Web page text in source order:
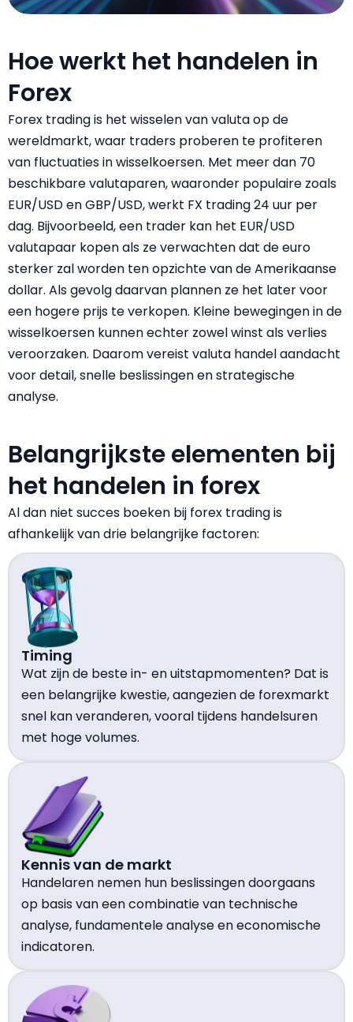
Hoe werkt het handelen in
Forex
Forex trading is het wisselen van valuta op de
wereldmarkt, waar traders proberen te profiteren
van fluctuaties inwisselkoersen. Met meer dan 70
beschikbare valutaparen, waaronder populaire zoals
EUR/USD en GBP/USD, werkt FX trading 24 uur per
dag. Bijvoorbeeld, een trader kan het EUR/USD
valutapaar kopen als ze verwachten dat de euro
sterker zal worden ten opzichte van de Amerikaanse
dollar. Als gevolg daarvan plannen ze het later voor
een hogere prijs te verkopen. Kleine bewegingen in de
wisselkoersen kunnen echter zowel winst als verlies
veroorzaken. Daarom vereist valuta handel aandacht
voor detail, snelle beslissingen en strategische
analyse.
Belangrijkste elementen bij
het handelen in forex
Al dan niet succes boeken bij forex trading is
afhankelijk van drie belangrijke factoren:
Timing
Wat zijn de beste in- en uitstapmomenten? Dat is
een belangrijke kwestie, aangezien de forexmarkt
snel kan veranderen, vooral tijdens handelsuren
met hoge volumes.
Kennis van de markt
Handelaren nemen hun beslissingen doorgaans
op basis van een combinatie van technische
analyse, fundamentele analyse en economische
indicatoren.